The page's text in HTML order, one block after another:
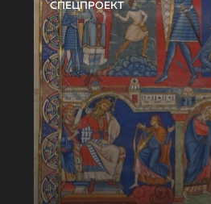
СПЕЦПРОЕКТ